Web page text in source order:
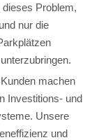
Problem,
nur die
machen
Investitions- und
Unsere
und